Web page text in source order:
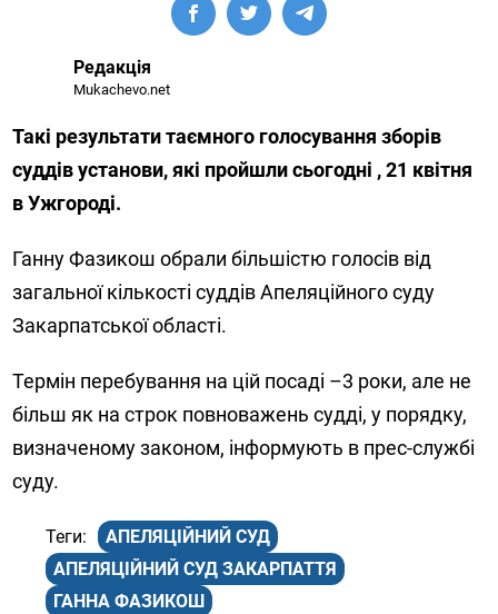
Редакція
Mukachevo.net
Такі результати таємного голосування зборів
суддів установи, які пройшли сьогодні , 21 квітня
в Ужгороді.
Ганну Фазикош обрали більшістю голосів від
загальної кількості суддів Апеляційного суду
Закарпатської області.
Термін перебування на цій посаді –3 роки, але не
більш як на строк повноважень судді, у порядку,
визначеному законом, інформують в прес-службі
суду.
АПЕЛЯЦІЙНИЙ СУД
АПЕЛЯЦІЙНИЙ СУД ЗАКАРПАТТЯ
ГАННА ФАЗИКОШ